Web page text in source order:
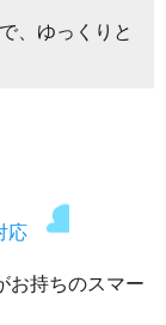
、ゆっくりと
応
お持ちのスマー